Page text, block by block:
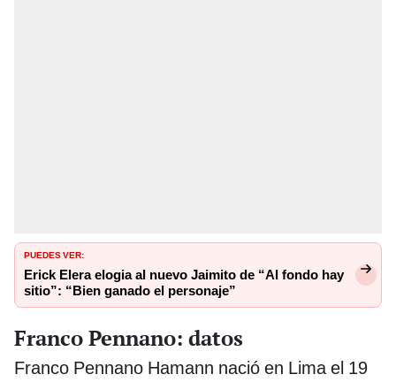
PUEDES VER:
Erick Elera elogia al nuevo Jaimito de “Al fondo hay
sitio”: “Bien ganado el personaje”
Franco Pennano: datos
Franco Pennano Hamann nació en Lima el 19